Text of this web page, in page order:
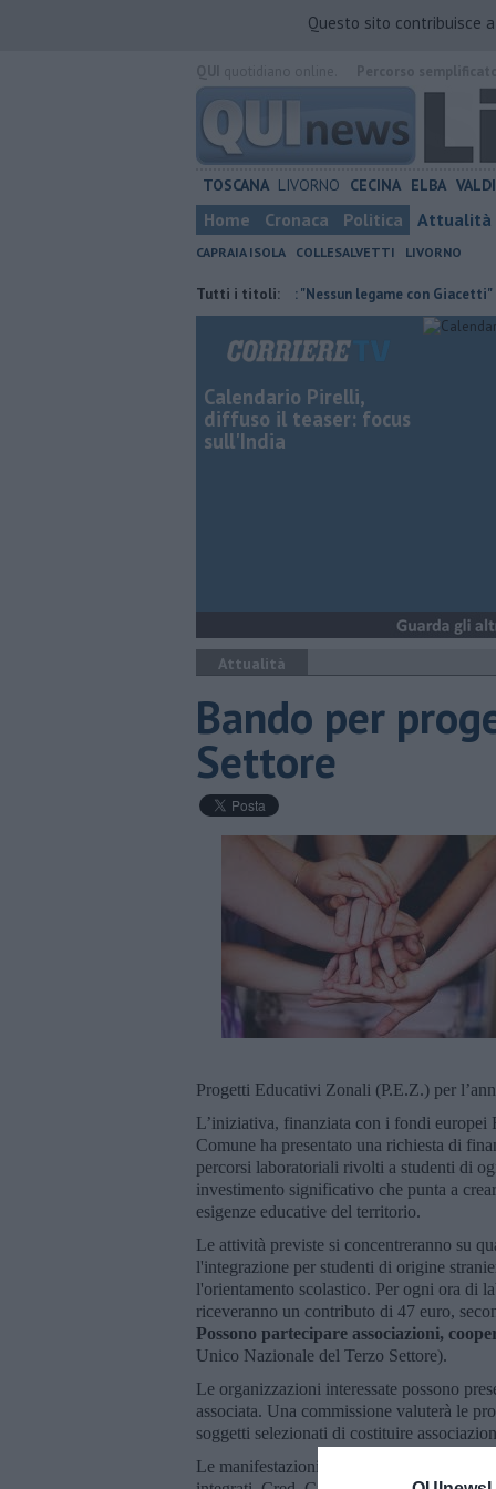
Questo sito contribuisce
TOSCANA LIVORNO CECINA ELBA
Home Cronaca Politica Attualità
CAPRAIA ISOLA COLLESALVETTI LIVORNO
Tutti i titoli:
Retiambiente, M5S: "Nessun legame con Giacetti"
Calendario Pirelli,
diffuso il teaser: focus
sull'India
Attualità
Bando per
Settore
Progetti Educativi Zonali (P.E.Z.) per
L’iniziativa, finanziata con i fondi
Comune ha presentato una richiesta di
percorsi laboratoriali rivolti a studenti di
investimento significativo che punta a
esigenze educative del territorio.
Le attività previste si concentreranno su
l'integrazione per studenti di origine
l'orientamento scolastico. Per ogni ora di
riceveranno un contributo di 47 euro,
Possono partecipare associazioni,
Unico Nazionale del Terzo Settore).
Le organizzazioni interessate possono
associata. Una commissione valuterà le
soggetti selezionati di costituire
Le manifestazioni di interesse, a pena di